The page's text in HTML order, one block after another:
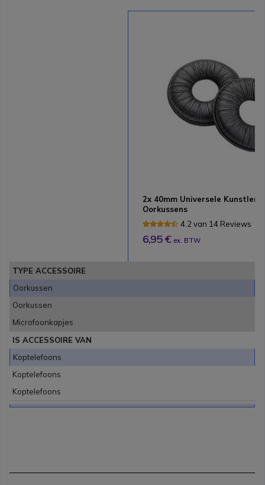
2x 40mm Universele
Oorkussens
4.2 van 14 Reviews
6,95 € ex. BTW
TYPE ACCESSOIRE
Oorkussen
Oorkussen
Microfoonkapjes
IS ACCESSOIRE VAN
Koptelefoons
Koptelefoons
Koptelefoons